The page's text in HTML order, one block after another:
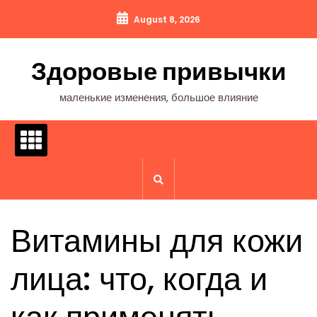
содержимому
August 8, 2026
Здоровые привычки
маленькие изменения, большое влияние
Витамины для кожи
лица: что, когда и